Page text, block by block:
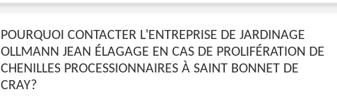
POURQUOI CONTACTER L'ENTREPRISE DE JARDINAGE
OLLMANN JEAN ÉLAGAGE EN CAS DE PROLIFÉRATION DE
CHENILLES PROCESSIONNAIRES À SAINT BONNET DE
CRAY?